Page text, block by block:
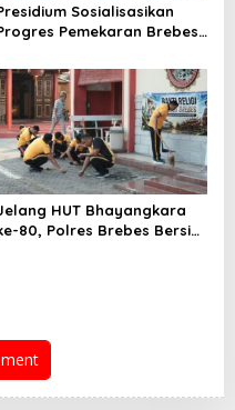
Sosialisasikan
Pemekaran Brebes
DPRD Jateng Jadi
Tahap Berikutnya
HUT Bhayangkara
80, Polres Brebes Bersih-